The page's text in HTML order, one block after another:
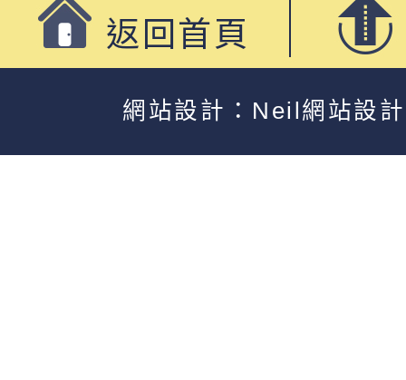
返回首頁
網站設計：Neil網站設